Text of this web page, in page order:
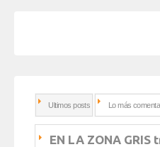
Ultimos posts Lo más
EN LA ZONA GRIS